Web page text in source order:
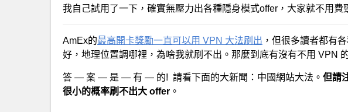
我自己試用了一下，確實無壓力出各種隱身模式offer，大家就不用費
AmEx的最高開卡獎勵一直可以用 VPN 大法刷出 ，但很多讀者都有
好，地理位置調哪裡，為啥我就刷不出。那麼到底有沒有不用 VPN
答 — 案 — 是 — 有 — 的! 請看下面的大新聞：中國網站大法。 但請
很小的概率刷不出大 offer 。